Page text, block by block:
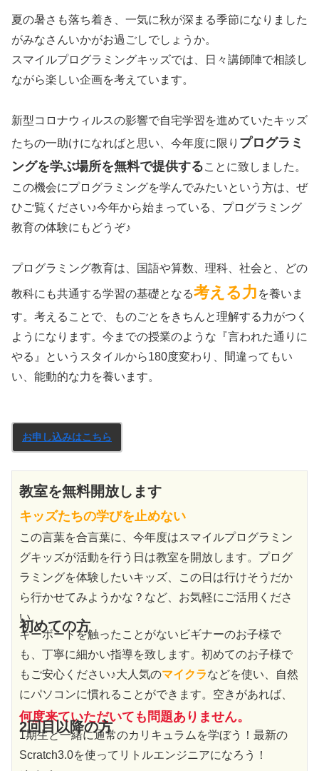
夏の暑さも落ち着き、一気に秋が深まる季節になりました
がみなさんいかがお過ごしでしょうか。
スマイルプログラミングキッズでは、日々講師陣で相談し
ながら楽しい企画を考えています。
新型コロナウィルスの影響で自宅学習を進めていたキッズ
たちの一助けになればと思い、今年度に限り プログラミ
ングを学ぶ場所を無料で提供することに致しました。
この機会にプログラミングを学んでみたいという方は、ぜ
ひご覧ください♪今年から始まっている、プログラミング
教育の体験にもどうぞ♪
プログラミング教育は、国語や算数、理科、社会と、どの
教科にも共通する学習の基礎となる考える力 を養いま
す。考えることで、ものごとをきちんと理解する力がつく
ようになります。今までの授業のような『言われた通りに
やる』というスタイルから180度変わり、間違ってもい
い、能動的な力を養います。
お申し込みはこちら
教室を無料開放します
キッズたちの学びを止めない
この言葉を合言葉に、今年度はスマイルプログラミン
グキッズが活動を行う日は教室を開放します。プログ
ラミングを体験したいキッズ、この日は行けそうだか
ら行かせてみようかな？など、お気軽にご活用くださ
い。
初めての方
キーボードを触ったことがないビギナーのお子様で
も、丁寧に細かい指導を致します。初めてのお子様で
もご安心ください♪大人気のマイクラなどを使い、自然
にパソコンに慣れることができます。空きがあれば、
何度来ていただいても問題ありません。
2回目以降の方
1期生と一緒に通常のカリキュラムを学ぼう！最新の
Scratch3.0を使ってリトルエンジニアになろう！